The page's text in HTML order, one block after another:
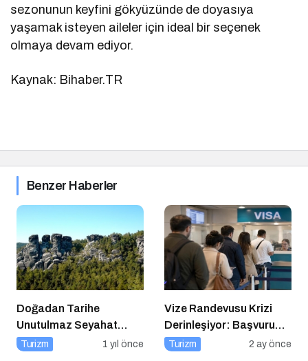
sezonunun keyfini gökyüzünde de doyasıya
yaşamak isteyen aileler için ideal bir seçenek
olmaya devam ediyor.
Kaynak: Bihaber.TR
Benzer Haberler
Doğadan Tarihe
Unutulmaz Seyahat
Önerileri
Turizm 1 yıl önce
Vize Randevusu Krizi
Derinleşiyor: Başvuru
Süreçlerinde Rekor
Turizm 2 ay önce